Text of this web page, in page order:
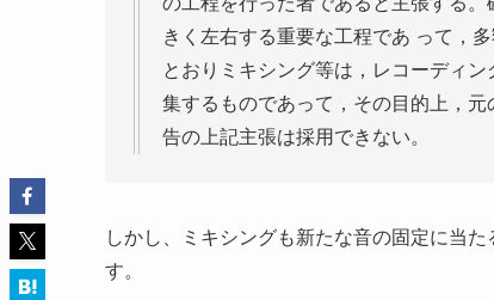
きく左右する重要な工程であ って，
とおりミキシング等は，レコーディ
集するものであって，その目的上，
告の上記主張は採用できない。
しかし、ミキシングも新たな音の固定に当
す。